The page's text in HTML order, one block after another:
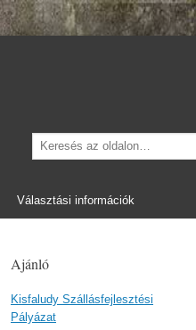
Keresés
Választási információk
Ajánló
Kisfaludy Szállásfejlesztési
Pályázat